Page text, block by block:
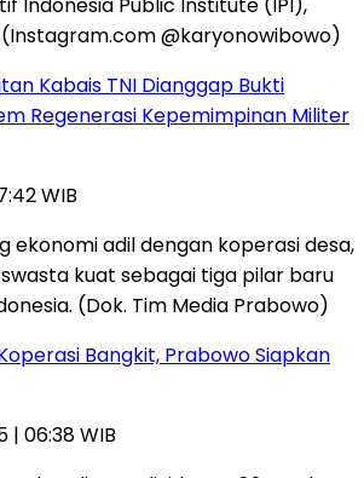
Kabais TNI Dianggap Bukti
Regenerasi Kepemimpinan Militer
WIB
Bangkit, Prabowo Siapkan
| 06:38 WIB